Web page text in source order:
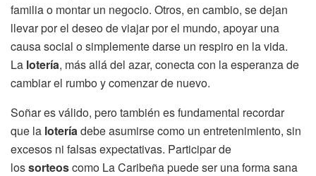
familia o montar un negocio. Otros, en cambio, se dejan
llevar por el deseo de viajar por el mundo, apoyar una
causa social o simplemente darse un respiro en la vida.
La lotería, más allá del azar, conecta con la esperanza de
cambiar el rumbo y comenzar de nuevo.
Soñar es válido, pero también es fundamental recordar
que la loteríadebe asumirse como un entretenimiento, sin
excesos ni falsas expectativas. Participar de
lossorteoscomo La Caribeña puede ser una forma sana